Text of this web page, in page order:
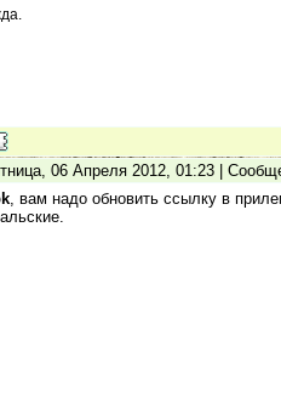
06 Апреля 2012, 01:23 |
, вам надо обновить ссылку в